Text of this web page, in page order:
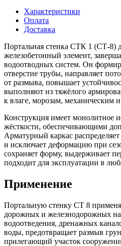
Характеристики
Оплата
Доставка
Портальная стенка СТК 1 (СТ-8)
железобетонный элемент,
водоотводных систем. Он
отверстие трубы, направляет
от размыва, повышает
выполняют из тяжёлого
к влаге, морозам, механическим
Конструкция имеет монолитное
жёсткости, обеспечивающими
Арматурный каркас
и исключает деформацию при
сохраняет форму, выдерживает
подходит для эксплуатации в
Применение
Портальную стенку СТ 8
дорожных и железнодорожных
водоотведения, дренажных
воды, предотвращает размыв
прилегающий участок